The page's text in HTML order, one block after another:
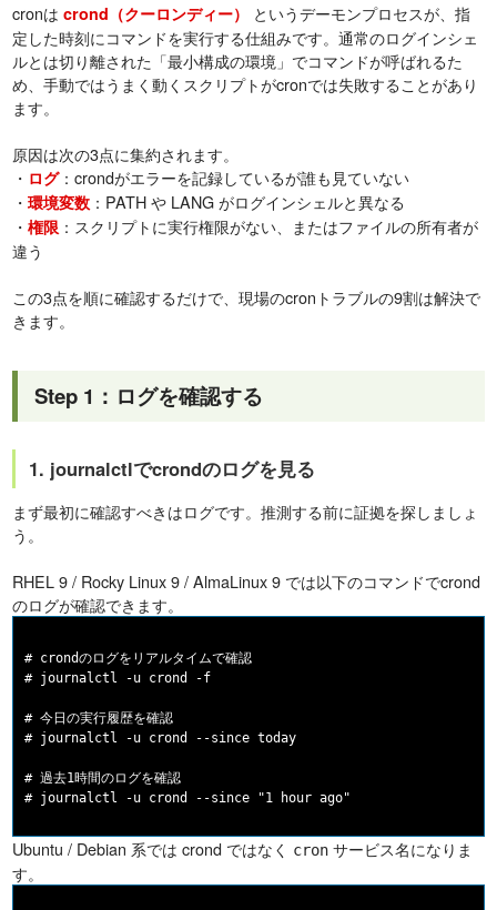
cronはcrond（クーロンディー）
というデーモンプロセスが、指
定した時刻にコマンドを実行する仕組みです。通常のログインシェ
ルとは切り離された「最小構成の環境」でコマンドが呼ばれるた
め、手動ではうまく動くスクリプトがcronでは失敗することがあり
ます。
原因は次の3点に集約されます。
・ ログ：crondがエラーを記録しているが誰も見ていない
・環境変数 ：PATH や LANG がログインシェルと異なる
・権限 ：スクリプトに実行権限がない、またはファイルの所有者が
違う
この3点を順に確認するだけで、現場のcronトラブルの9割は解決で
きます。
Step 1：ログを確認する
1. journalctlでcrondのログを見る
まず最初に確認すべきはログです。推測する前に証拠を探しましょ
う。
RHEL 9 / Rocky Linux 9 / AlmaLinux 9 では以下のコマンドでcrond
のログが確認できます。
# crondのログをリアルタイムで確認
# journalctl -u crond -f
# 今日の実行履歴を確認
# journalctl -u crond --since today
# 過去1時間のログを確認
Ubuntu / Debian 系では crond ではなく cron サービス名になりま
す。